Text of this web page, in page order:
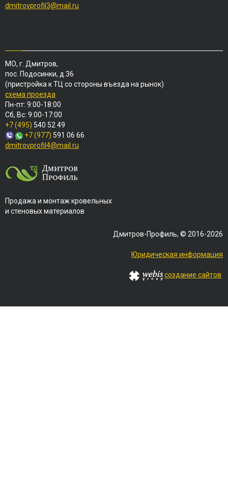
dmitrovprofil3@mail.ru
МО, г. Дмитров,
пос. Подосинки, д.36
(пристройка к ТЦ со стороны въезда на рынок)
схема проезда
Пн-пт: 9:00-18:00
Сб, Вс: 9:00-17:00
+7 (495) 540 52 49
+7 (977) 591 06 66
dmitrovprofil4@mail.ru
Продажа и монтаж кровельных
и стеновых материалов
Дмитров-Профиль, © 2016-2026
Юридическая информация
создание сайтов